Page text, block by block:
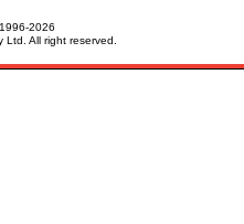
2026
Ltd. All right reserved.